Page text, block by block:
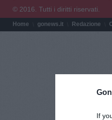
If
© 2016. Tutti i diritti riservati.
Home gonews.it Redazione